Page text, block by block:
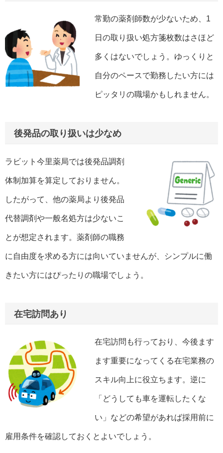
常勤の薬剤師数が少ないため、1
日の取り扱い処方箋枚数はさほど
多くはないでしょう。ゆっくりと
自分のペースで勤務したい方には
ピッタリの職場かもしれません。
後発品の取り扱いは少なめ
ラビット今里薬局では後発品調剤
体制加算を算定しておりません。
したがって、他の薬局より後発品
代替調剤や一般名処方は少ないこ
とが想定されます。薬剤師の職務
に自由度を求める方には向いていませんが、シンプルに働
きたい方にはぴったりの職場でしょう。
在宅訪問あり
在宅訪問も行っており、今後ます
ます重要になってくる在宅業務の
スキル向上に役立ちます。逆に
「どうしても車を運転したくな
い」などの希望があれば採用前に
雇用条件を確認しておくとよいでしょう。